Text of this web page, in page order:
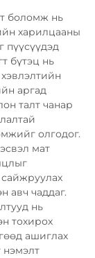
боломж нь
харилцааны
пүүсүүдэд
бүтэц нь
аргад
талт чанар
олгодог.
мат
авч чаддаг.
нь
тохирох
ашиглах
нэмэлт